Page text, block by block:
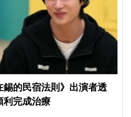
的民宿法則》出演者透
利完成治療